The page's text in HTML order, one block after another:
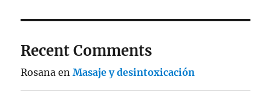
Recent Comments
Rosana enMasaje y desintoxicación